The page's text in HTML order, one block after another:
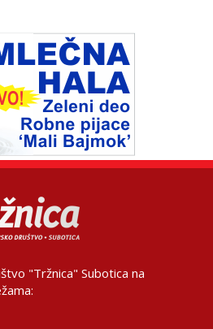
"Tržnica" Subotica na